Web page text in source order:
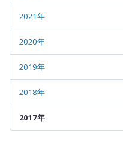
2021年
2020年
2019年
2018年
2017年